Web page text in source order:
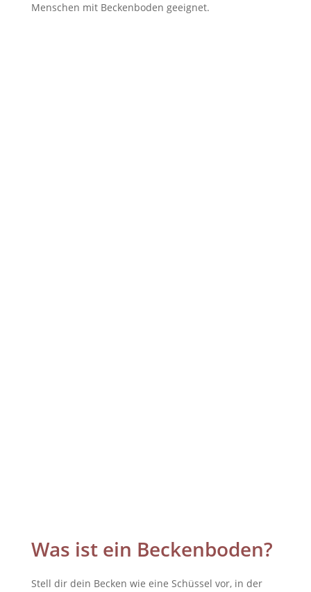
Menschen mit Beckenboden geeignet.
Was ist ein Beckenboden?
Stell dir dein Becken wie eine Schüssel vor, in der